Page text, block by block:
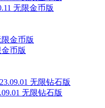
无限金币版
币版
无限钻石版